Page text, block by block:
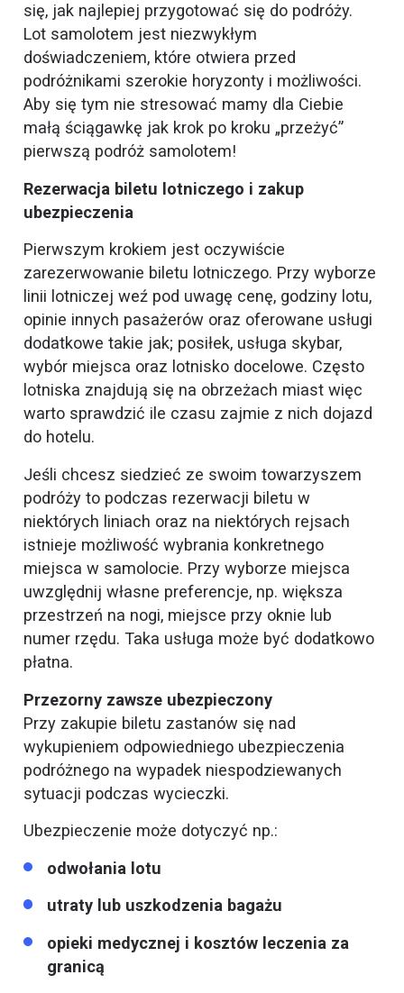
się, jak najlepiej przygotować się do podróży.
Lot samolotem jest niezwykłym
doświadczeniem, które otwiera przed
podróżnikami szerokie horyzonty i możliwości.
Aby się tym nie stresować mamy dla Ciebie
małą ściągawkę jak krok po kroku „przeżyć”
pierwszą podróż samolotem!
Rezerwacja biletu lotniczego i zakup
ubezpieczenia
Pierwszym krokiem jest oczywiście
zarezerwowanie biletu lotniczego. Przy wyborze
linii lotniczej weź pod uwagę cenę, godziny lotu,
opinie innych pasażerów oraz oferowane usługi
dodatkowe takie jak; posiłek, usługa skybar,
wybór miejsca oraz lotnisko docelowe. Często
lotniska znajdują się na obrzeżach miast więc
warto sprawdzić ile czasu zajmie z nich dojazd
do hotelu.
Jeśli chcesz siedzieć ze swoim towarzyszem
podróży to podczas rezerwacji biletu w
niektórych liniach oraz na niektórych rejsach
istnieje możliwość wybrania konkretnego
miejsca w samolocie. Przy wyborze miejsca
uwzględnij własne preferencje, np. większa
przestrzeń na nogi, miejsce przy oknie lub
numer rzędu. Taka usługa może być dodatkowo
płatna.
Przezorny zawsze ubezpieczony
Przy zakupie biletu zastanów się nad
wykupieniem odpowiedniego ubezpieczenia
podróżnego na wypadek niespodziewanych
sytuacji podczas wycieczki.
Ubezpieczenie może dotyczyć np.:
odwołania lotu
utraty lub uszkodzenia bagażu
opieki medycznej i kosztów leczenia za
granicą